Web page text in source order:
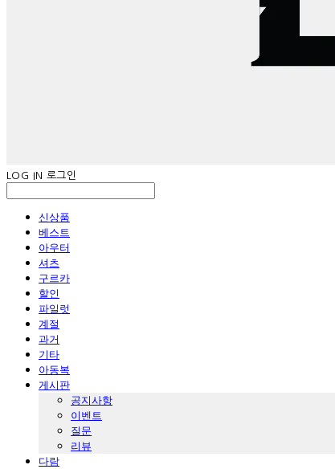
LOG IN 로그인
신상품
베스트
아우터
셔츠
구르카
할인
파일럿
계절
과거
기타
아동복
게시판
공지사항
이벤트
질문
리뷰
다람